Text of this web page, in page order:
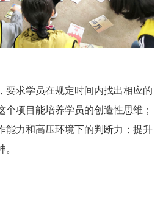
要求学员在规定时间内找出相应的
项目能培养学员的创造性思维；
能力和高压环境下的判断力；提升